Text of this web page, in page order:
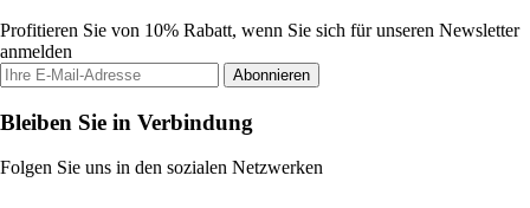
Profitieren Sie von 10% Rabatt, wenn Sie sich für unseren Newsletter
anmelden
Abonnieren
Bleiben Sie in Verbindung
Folgen Sie uns in den sozialen Netzwerken